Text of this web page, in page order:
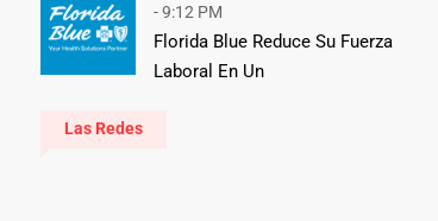
- 9:12 PM
Florida Blue Reduce Su Fuerza
Laboral En Un
Las Redes